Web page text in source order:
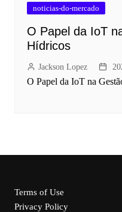
noticias-do-mercado
O Papel da IoT
Hídricos
Jackson Lopez
O Papel da IoT na
Terms of Use
Privacy Policy